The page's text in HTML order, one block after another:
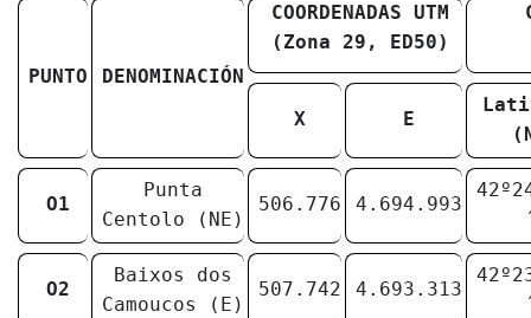
PUNTO DENOMINACIÓN
COORDENADAS UTM
(Zona 29, ED50)
X E
O1
Punta
Centolo (NE)
506.776 4.694.993
O2
Baixos dos
Camoucos (E)
507.742 4.693.313